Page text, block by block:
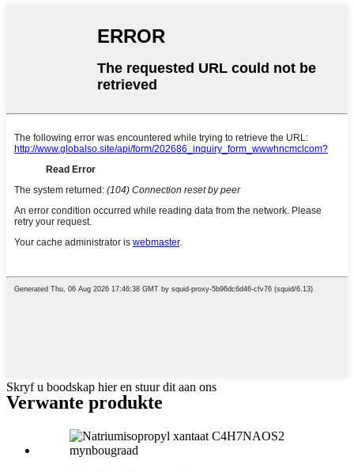
Skryf u boodskap hier en stuur dit aan ons
Verwante produkte